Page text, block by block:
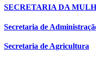
SECRETARIA DA
Secretaria de
Secretaria de Agricultura